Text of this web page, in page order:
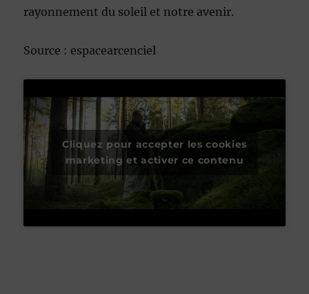
rayonnement du soleil et notre avenir.
Source : espacearcenciel
Cliquez pour accepter les cookies
marketing et activer ce contenu